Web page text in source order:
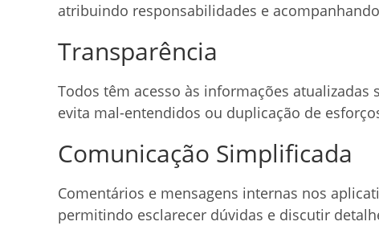
atribuindo responsabilidades e
Transparência
Todos têm acesso às informações atualizadas
evita mal-entendidos ou duplicação de
Comunicação Simplificada
Comentários e mensagens internas nos
permitindo esclarecer dúvidas e discutir